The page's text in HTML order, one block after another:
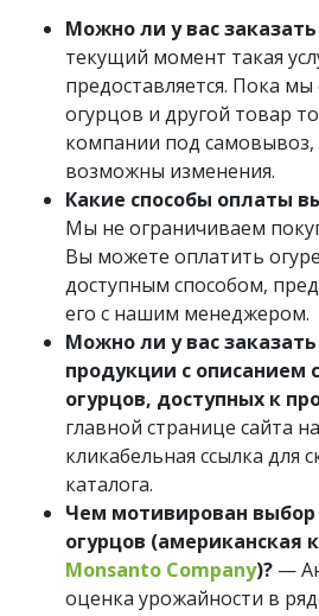
Можно ли у вас
текущий момент такая
предоставляется. Пока
огурцов и другой товар
компании под
возможны изменения.
Какие способы оплаты
Мы не ограничиваем
Вы можете оплатить
доступным способом,
его с нашим менеджером.
Можно ли у вас
продукции с описанием
огурцов, доступных к
главной странице сайта
кликабельная ссылка для
каталога.
Чем мотивирован
огурцов (американская
Monsanto Company)? —
оценка урожайности в